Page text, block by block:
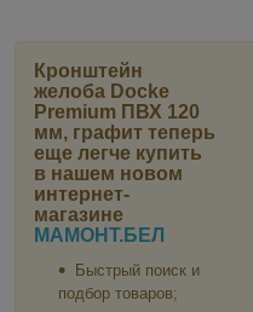
Кронштейн
желоба Docke
Premium ПВХ 120
мм, графит теперь
еще легче купить
в нашем новом
интернет-
магазине
МАМОНТ.БЕЛ
Быстрый поиск и
подбор товаров;